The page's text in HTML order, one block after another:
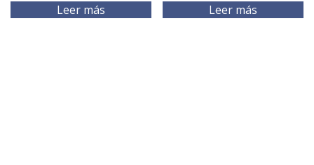
Leer más Leer más